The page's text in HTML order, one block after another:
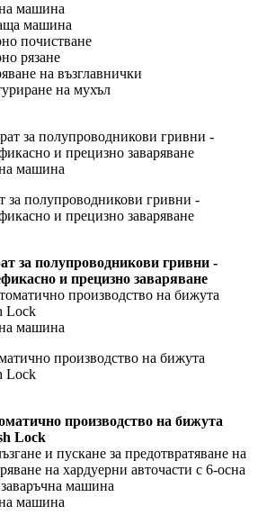
машина
машина
почистване
рязане
на възглавнички
на мухъл
машина
за полупроводникови гривни -
и прецизно заваряване
за полупроводникови гривни -
и прецизно заваряване
машина
производство на бижута
Lock
производство на бижута
Lock
машина